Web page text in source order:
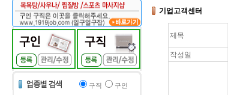
구직 구인
기업고객센터
제목
작성일